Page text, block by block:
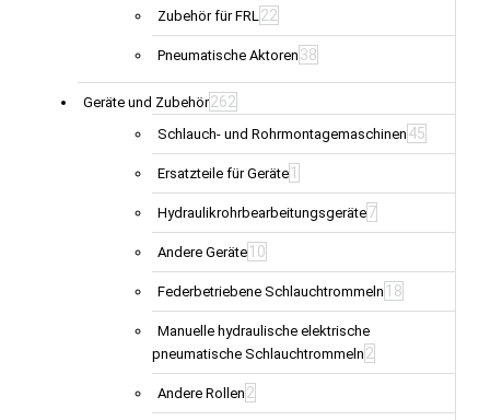
Zubehör für FRL 22
Pneumatische Aktoren 38
Geräte und Zubehör262
Schlauch- und Rohrmontagemaschinen 45
Ersatzteile für Geräte 1
Hydraulikrohrbearbeitungsgeräte7
Andere Geräte 10
Federbetriebene Schlauchtrommeln 18
Manuelle hydraulische elektrische
pneumatische Schlauchtrommeln 2
Andere Rollen 2